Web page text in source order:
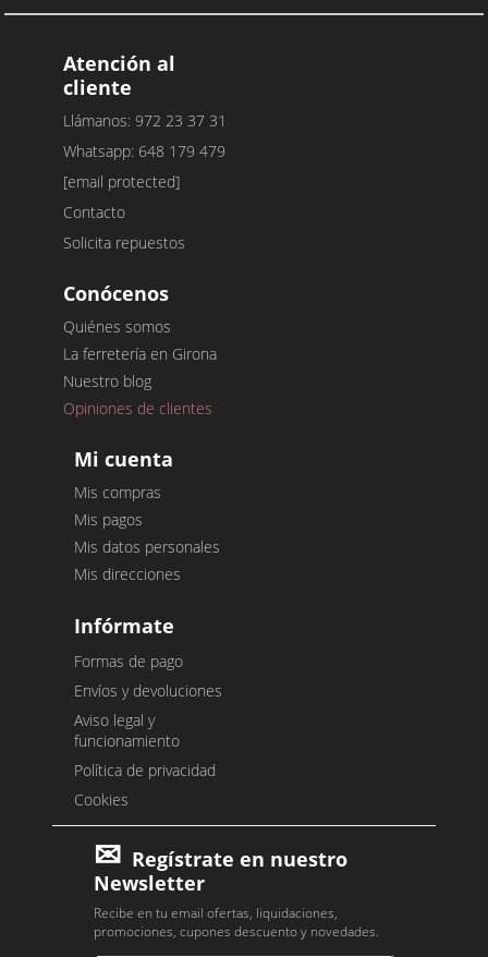
Atención al
cliente
Llámanos: 972 23 37 31
Whatsapp: 648 179 479
[email protected]
Contacto
Solicita repuestos
Conócenos
Quiénes somos
La ferretería en Girona
Nuestro blog
Opiniones de clientes
Mi cuenta
Mis compras
Mis pagos
Mis datos personales
Mis direcciones
Infórmate
Formas de pago
Envíos y devoluciones
Aviso legal y
funcionamiento
Política de privacidad
Cookies
Regístrate en nuestro
Newsletter
Recibe en tu email ofertas, liquidaciones,
promociones, cupones descuento y novedades.